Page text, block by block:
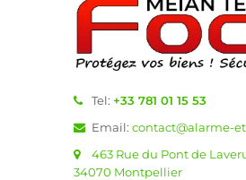
Tel: +33 781 01 15 53
Email: contact@alarme-
463 Rue du Pont de
34070 Montpellier